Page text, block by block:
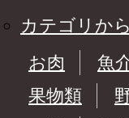
カテゴリか
お肉
魚
果物類